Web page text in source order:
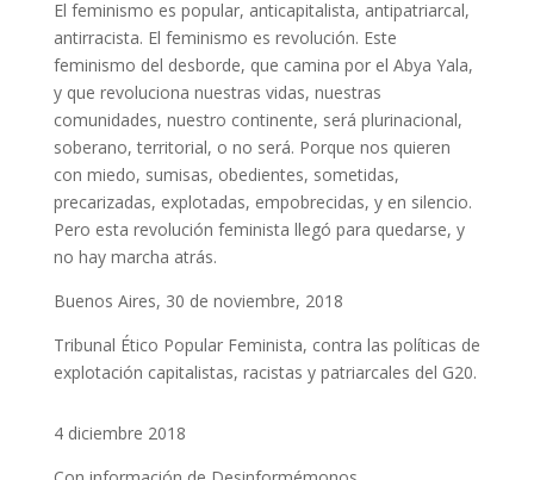
El feminismo es popular, anticapitalista, antipatriarcal,
antirracista. El feminismo es revolución. Este
feminismo del desborde, que camina por el Abya Yala,
y que revoluciona nuestras vidas, nuestras
comunidades, nuestro continente, será plurinacional,
soberano, territorial, o no será. Porque nos quieren
con miedo, sumisas, obedientes, sometidas,
precarizadas, explotadas, empobrecidas, y en silencio.
Pero esta revolución feminista llegó para quedarse, y
no hay marcha atrás.
Buenos Aires, 30 de noviembre, 2018
Tribunal Ético Popular Feminista, contra las políticas de
explotación capitalistas, racistas y patriarcales del G20.
4 diciembre 2018